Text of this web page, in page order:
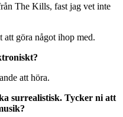
The Kills, fast jag vet inte
göra något ihop med.
att höra.
surrealistisk. Tycker ni att